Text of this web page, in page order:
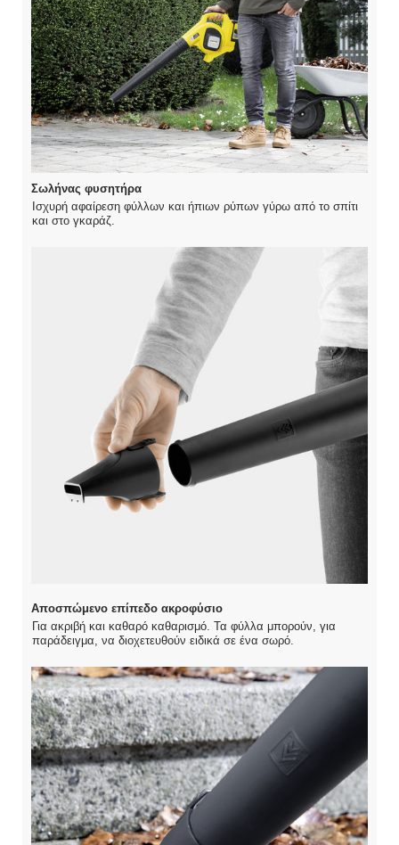
Σωλήνας φυσητήρα
Ισχυρή αφαίρεση φύλλων και ήπιων ρύπων γύρω από το σπίτι
και στο γκαράζ.
Αποσπώμενο επίπεδο ακροφύσιο
Για ακριβή και καθαρό καθαρισμό. Τα φύλλα μπορούν, για
παράδειγμα, να διοχετευθούν ειδικά σε ένα σωρό.